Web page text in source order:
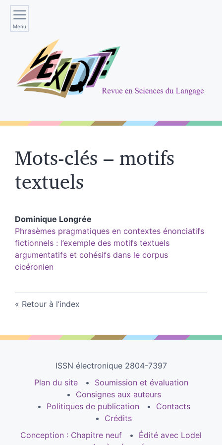
Menu
Mots-clés – motifs
textuels
Dominique Longrée
Phrasèmes pragmatiques en contextes énonciatifs
fictionnels : l’exemple des motifs textuels
argumentatifs et cohésifs dans le corpus
cicéronien
Retour à l’index
ISSN électronique 2804-7397
Plan du site
Soumission et évaluation
Consignes aux auteurs
Politiques de publication
Contacts
Crédits
Conception : Chapitre neuf
Édité avec Lodel